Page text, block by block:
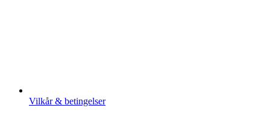
Vilkår & betingelser